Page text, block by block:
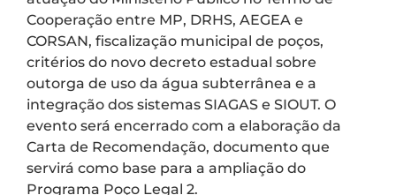
Cooperação entre MP, DRHS, AEGEA e
CORSAN, fiscalização municipal de poços,
critérios do novo decreto estadual sobre
outorga de uso da água subterrânea e a
integração dos sistemas SIAGAS e SIOUT. O
evento será encerrado com a elaboração da
Carta de Recomendação, documento que
servirá como base para a ampliação do
Programa Poço Legal 2.